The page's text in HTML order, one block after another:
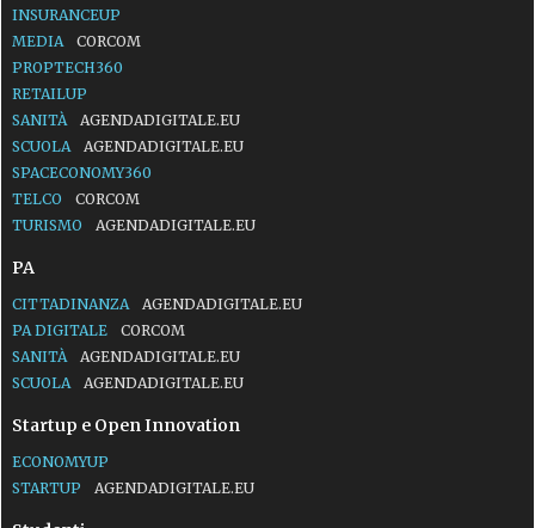
INSURANCEUP
MEDIA
CORCOM
PROPTECH360
RETAILUP
SANITÀ
AGENDADIGITALE.EU
SCUOLA
AGENDADIGITALE.EU
SPACECONOMY360
TELCO
CORCOM
TURISMO
AGENDADIGITALE.EU
PA
CITTADINANZA
AGENDADIGITALE.EU
PA DIGITALE
CORCOM
SANITÀ
AGENDADIGITALE.EU
SCUOLA
AGENDADIGITALE.EU
Startup e Open Innovation
ECONOMYUP
STARTUP
AGENDADIGITALE.EU